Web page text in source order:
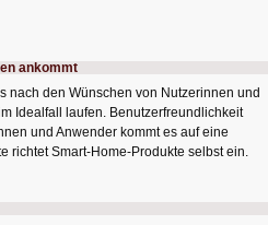
ankommt
nach den Wünschen von Nutzerinnen und
Idealfall laufen. Benutzerfreundlichkeit
und Anwender kommt es auf eine
richtet Smart-Home-Produkte selbst ein.